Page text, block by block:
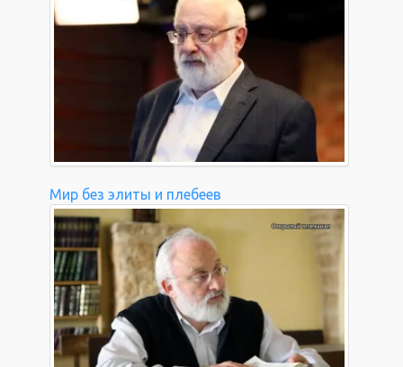
Мир без элиты и плебеев